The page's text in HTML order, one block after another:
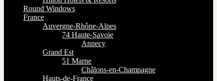
Round Windows
France
Auvergne-Rhône-Alpes
74 Haute-Savoie
Annecy
Grand Est
51 Marne
Châlons-en-Champagne
Hauts-de-France